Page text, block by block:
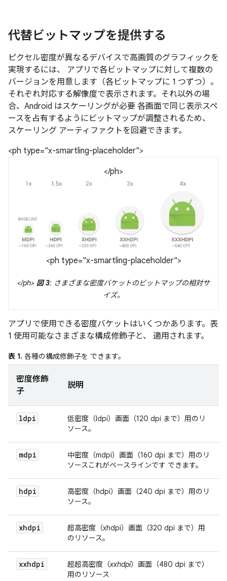
代替ビットマップを提供する
ピクセル密度が異なるデバイスで高画質のグラフィックを
実現するには、 アプリで各ビットマップに対して複数の
バージョンを用意します（各ビットマップに 1 つずつ）。
それぞれ対応する解像度で表示されます。それ以外の場
合、Android はスケーリングが必要 各画面で同じ表示スペ
ースを占有するようにビットマップが調整されるため、
スケーリング アーティファクトを回避できます。
<ph type="x-smartling-placeholder">
</ph>
<ph type="x-smartling-placeholder">
</ph> 図 3: さまざまな密度バケットのビットマップの相対サ
イズ。
アプリで使用できる密度バケットはいくつかあります。表
1 使用可能なさまざまな構成修飾子と、 適用されます。
表 1. 各種の構成修飾子を できます。
密度修飾
子
説明
ldpi
低密度（ldpi）画面（120 dpi まで）用のリ
ソース。
mdpi 中密度（mdpi） 画面（160 dpi まで）用のリ
ソースこれがベースラインです できます。
hdpi
高密度（hdpi）画面（240 dpi まで）用のリ
ソース。
xhdpi
超高密度（xhdpi）画面（320 dpi まで）用
のリソース。
xxhdpi 超超高密度（xxhdpi）画面（480 dpi まで）
用のリソース